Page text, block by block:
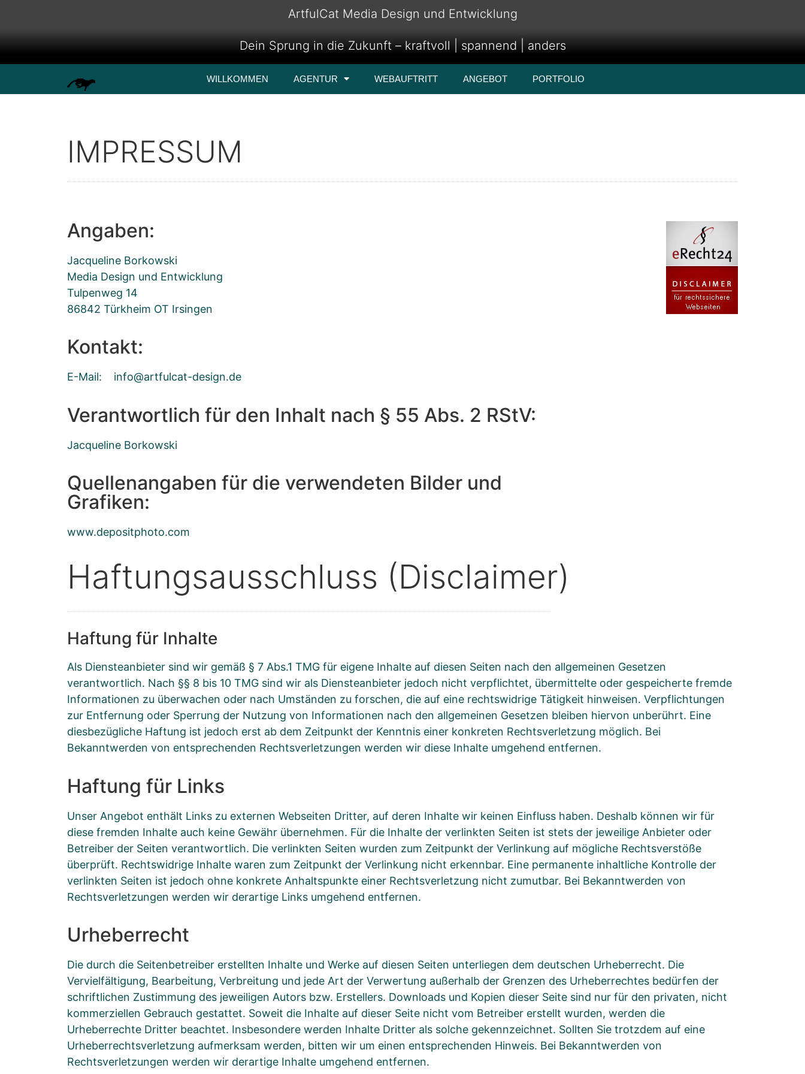
ArtfulCat Media Design und Entwicklung
Dein Sprung in die Zukunft – kraftvoll | spannend | anders
WILLKOMMEN AGENTUR WEBAUFTRITT ANGEBOT PORTFOLIO
IMPRESSUM
Angaben:
Jacqueline Borkowski
Media Design und Entwicklung
Tulpenweg 14
86842 Türkheim OT Irsingen
Kontakt:
E-Mail: ed.ng
ised-
taclu
ftra@
ofni
Verantwortlich für den Inhalt nach § 55 Abs. 2 RStV:
Jacqueline Borkowski
Quellenangaben für die verwendeten Bilder und
Grafiken:
www.depositphoto.com
Haftungsausschluss (Disclaimer)
Haftung für Inhalte
Als Diensteanbieter sind wir gemäß § 7 Abs.1 TMG für eigene Inhalte auf diesen Seiten nach den allgemeinen Gesetzen
verantwortlich. Nach §§ 8 bis 10 TMG sind wir als Diensteanbieter jedoch nicht verpflichtet, übermittelte oder gespeicherte fremde
Informationen zu überwachen oder nach Umständen zu forschen, die auf eine rechtswidrige Tätigkeit hinweisen. Verpflichtungen
zur Entfernung oder Sperrung der Nutzung von Informationen nach den allgemeinen Gesetzen bleiben hiervon unberührt. Eine
diesbezügliche Haftung ist jedoch erst ab dem Zeitpunkt der Kenntnis einer konkreten Rechtsverletzung möglich. Bei
Bekanntwerden von entsprechenden Rechtsverletzungen werden wir diese Inhalte umgehend entfernen.
Haftung für Links
Unser Angebot enthält Links zu externen Webseiten Dritter, auf deren Inhalte wir keinen Einfluss haben. Deshalb können wir für
diese fremden Inhalte auch keine Gewähr übernehmen. Für die Inhalte der verlinkten Seiten ist stets der jeweilige Anbieter oder
Betreiber der Seiten verantwortlich. Die verlinkten Seiten wurden zum Zeitpunkt der Verlinkung auf mögliche Rechtsverstöße
überprüft. Rechtswidrige Inhalte waren zum Zeitpunkt der Verlinkung nicht erkennbar. Eine permanente inhaltliche Kontrolle der
verlinkten Seiten ist jedoch ohne konkrete Anhaltspunkte einer Rechtsverletzung nicht zumutbar. Bei Bekanntwerden von
Rechtsverletzungen werden wir derartige Links umgehend entfernen.
Urheberrecht
Die durch die Seitenbetreiber erstellten Inhalte und Werke auf diesen Seiten unterliegen dem deutschen Urheberrecht. Die
Vervielfältigung, Bearbeitung, Verbreitung und jede Art der Verwertung außerhalb der Grenzen des Urheberrechtes bedürfen der
schriftlichen Zustimmung des jeweiligen Autors bzw. Erstellers. Downloads und Kopien dieser Seite sind nur für den privaten, nicht
kommerziellen Gebrauch gestattet. Soweit die Inhalte auf dieser Seite nicht vom Betreiber erstellt wurden, werden die
Urheberrechte Dritter beachtet. Insbesondere werden Inhalte Dritter als solche gekennzeichnet. Sollten Sie trotzdem auf eine
Urheberrechtsverletzung aufmerksam werden, bitten wir um einen entsprechenden Hinweis. Bei Bekanntwerden von
Rechtsverletzungen werden wir derartige Inhalte umgehend entfernen.